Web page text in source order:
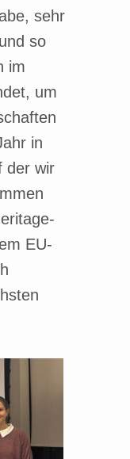
sehr
so
im
um
in
der wir
EU-